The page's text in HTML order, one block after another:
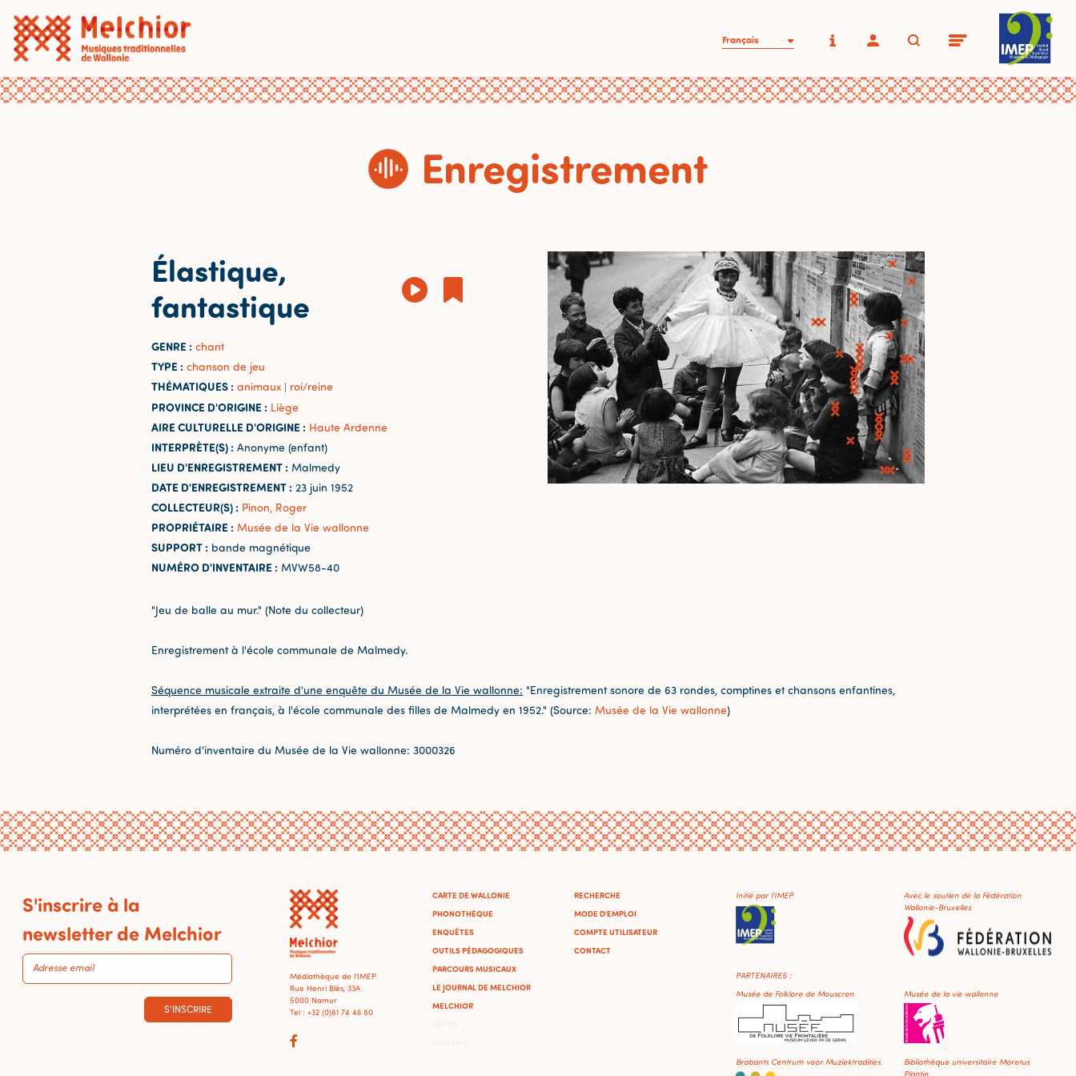
Français
Enregistrement
Élastique,
fantastique
GENRE : chant
TYPE : chanson de jeu
THÉMATIQUES : animaux | roi/reine
PROVINCE D'ORIGINE : Liège
AIRE CULTURELLE D'ORIGINE : Haute Ardenne
INTERPRÈTE(S) : Anonyme (enfant)
LIEU D'ENREGISTREMENT : Malmedy
DATE D'ENREGISTREMENT : 23 juin 1952
COLLECTEUR(S) : Pinon, Roger
PROPRIÉTAIRE : Musée de la Vie wallonne
SUPPORT : bande magnétique
NUMÉRO D'INVENTAIRE : MVW58-40
"Jeu de balle au mur." (Note du collecteur)
Enregistrement à l'école communale de Malmedy.
Séquence musicale extraite d'une enquête du Musée de la Vie wallonne: "Enregistrement sonore de 63 rondes, comptines et chansons enfantines,
interprétées en français, à l'école communale des filles de Malmedy en 1952." (Source: Musée de la Vie wallonne)
Numéro d'inventaire du Musée de la Vie wallonne: 3000326
S'inscrire à la
newsletter de Melchior
S'INSCRIRE
Médiathèque de l'IMEP
Rue Henri Blès, 33A
5000 Namur
Tel : +32 (0)81 74 46 80
CARTE DE WALLONIE
PHONOTHÈQUE
ENQUÊTES
OUTILS PÉDAGOGIQUES
PARCOURS MUSICAUX
LE JOURNAL DE MELCHIOR
MELCHIOR
RECHERCHE
MODE D'EMPLOI
COMPTE UTILISATEUR
CONTACT
Initié par l'IMEP
Avec le soutien de la Fédération
Wallonie-Bruxelles
PARTENAIRES :
Musée de Folklore de Mouscron
Musée de la vie wallonne
Brabants Centrum voor Muziektradities
Bibliothèque universitaire Moretus
Plantin